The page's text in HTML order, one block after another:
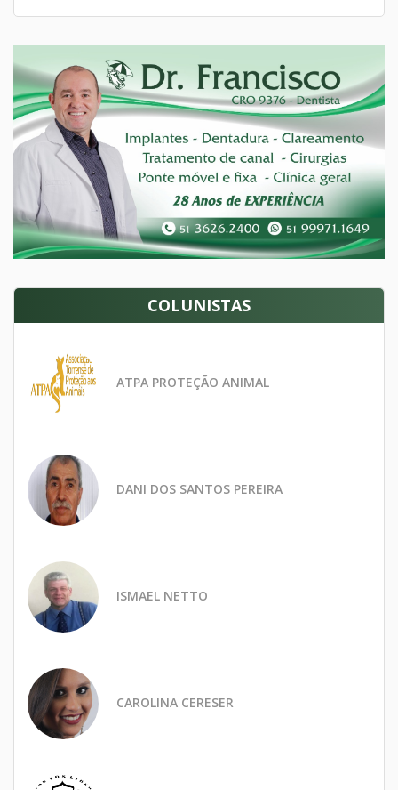
COLUNISTAS
ATPA PROTEÇÃO ANIMAL
DANI DOS SANTOS PEREIRA
ISMAEL NETTO
CAROLINA CERESER